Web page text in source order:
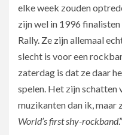
elke week zouden
zijn wel in 1996 finalisten
Rally. Ze zijn allemaal
slecht is voor een
zaterdag is dat ze daar
spelen. Het zijn schatten
muzikanten dan ik, maar
World’s first shy-rockband.”